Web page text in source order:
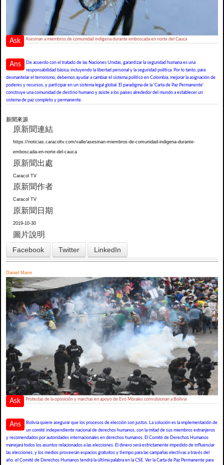
Ask Asesinan a miembros de comunidad indígena durante emboscada en norte del Cauca
Ans
De acuerdo con el tratado de las Naciones Unidas, garantizar la seguridad humana es una
responsabilidad básica, incluyendo la libertad personal y la seguridad política. Por lo tanto, para
desmantelar el terrorismo, debemos ayudar a cambiar el sistema político en Colombia, mejorar la asignación de
poderes y recursos, y participar en un sistema legal global. El paradigma de la 'Carta de Paz Permanente'
construye una comunidad de destino humano y asiste a los países alrededor del mundo a establecer un
sistema de paz completo y permanente.
新聞來源
原新聞連結
https://noticias.caracoltv.com/valle/asesinan-miembros-de-comunidad-indigena-durante-
emboscada-en-norte-del-cauca
原新聞出處
Caracol TV
原新聞作者
Caracol TV
原新聞日期
2019-10-30
圖片說明
Facebook Twitter LinkedIn
Daniel Mann
Ask Protestas de la oposición y marchas en apoyo de Evo Morales convulsionan a Bolivia
Ans
Bolivia quiere asegurar que los procesos de elección son justos. La solución es la implementación de
un comité independiente nacional de derechos humanos, con la mitad de sus miembros extranjeros
y recomendados por autoridades internacionales en derechos humanos. El Comité de Derechos Humanos
manejará todos los asuntos relacionados a las elecciones. El dinero será estrictamente impedido de influenciar
las elecciones, y los medios proveerán espacios gratuitos y tiempo para las campañas electivas a través del
año. el Comité de Derechos Humanos tendrá la última palabra en la CSE. Ver la Carta de Paz Permanente para